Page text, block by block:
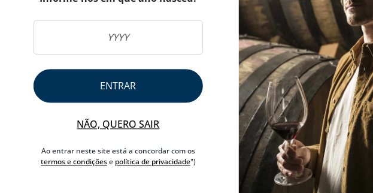
CARACTERÍSTICAS
PAÍS TAILÂNDIA
CASCA SEM CASCA
NUTRICIONAL &
AVISO ALERGÉNEO
ENTRAR
NÃO, QUERO SAIR
Ao entrar neste site está a concordar com os
termos e condiçõese política de privacidade")